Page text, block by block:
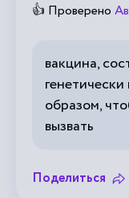
👍 Проверено
вакцина,
образом,
вызвать
Поделиться